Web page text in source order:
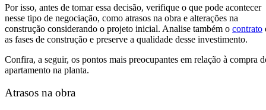
Por isso, antes de tomar essa decisão, verifique o que pode acontecer
nesse tipo de negociação, como atrasos na obra e alterações na
construção considerando o projeto inicial. Analise também o contrato
as fases de construção e preserve a qualidade desse investimento.
Confira, a seguir, os pontos mais preocupantes em relação à compra
apartamento na planta.
Atrasos na obra